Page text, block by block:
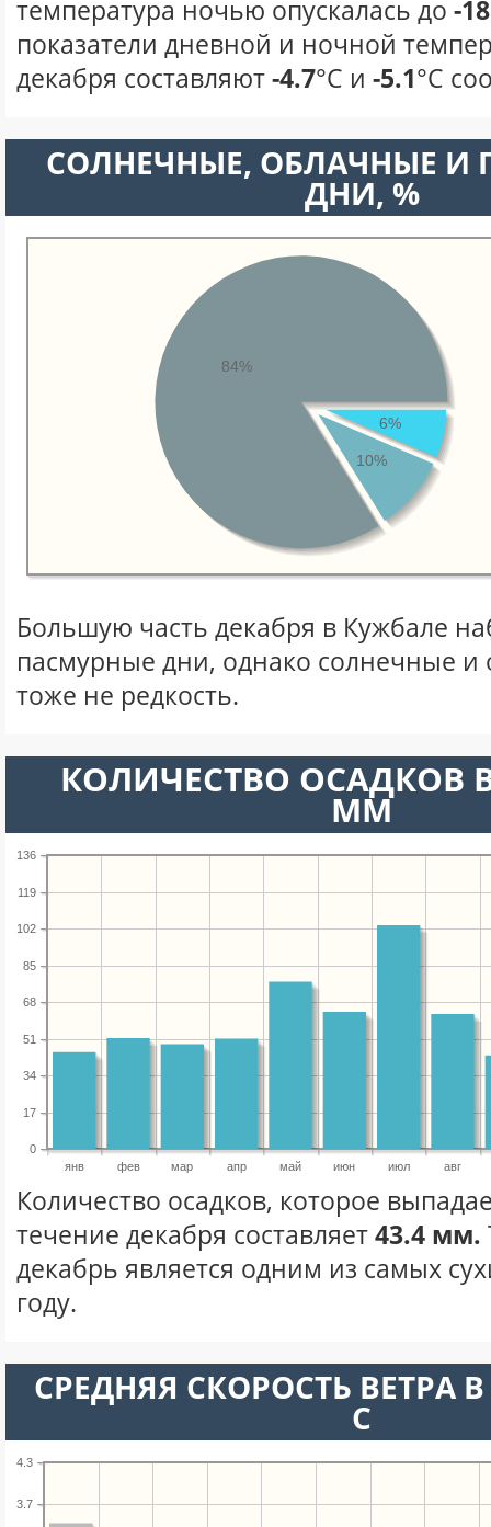
температура ночью опускалась до -18
показатели дневной и ночной
декабря составляют-4.7°С и -5.1°С
CОЛНЕЧНЫЕ, ОБЛАЧНЫЕ И
ДНИ, %
6%
10%
84%
Большую часть декабря в Кужбале
пасмурные дни, однако солнечные
тоже не редкость.
КОЛИЧЕСТВО ОСАДКОВ
ММ
янв фев мар апр май июн июл авг
0
17
34
51
68
85
102
119
136
Количество осадков, которое
течение декабря составляет43.4 мм.
декабрь является одним из самых
году.
СРЕДНЯЯ СКОРОСТЬ ВЕТРА
С
3.7
4.3